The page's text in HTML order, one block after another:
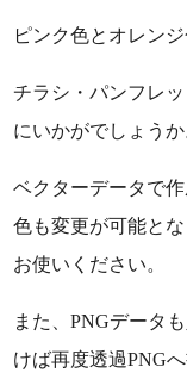
ピンク色とオレン
チラシ・パンフレ
にいかがでしょうか
ベクターデータで
色も変更が可能と
お使いください。
また、PNGデータ
けば再度透過PNG